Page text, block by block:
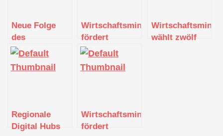
Neue Folge
des
Digitalmacher-
Podcasts vom
Digitalisierungszentrum
Wirtschaftsministerium
fördert
regionale KI-
Labs mit 3,1
Millionen Euro
wählt zwölf
Regionale
Digital Hubs
Wirtschaftsministerium
fördert